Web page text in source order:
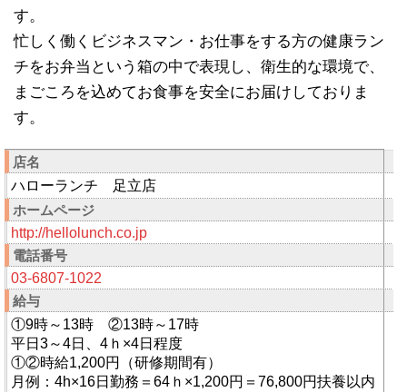
す。
忙しく働くビジネスマン・お仕事をする方の健康ラン
チをお弁当という箱の中で表現し、衛生的な環境で、
まごころを込めてお食事を安全にお届けしておりま
す。
店名
ハローランチ 足立店
ホームページ
http://hellolunch.co.jp
電話番号
03-6807-1022
給与
①9時～13時 ②13時～17時
平日3～4日、4ｈ×4日程度
①②時給1,200円（研修期間有）
月例：4h×16日勤務＝64ｈ×1,200円＝76,800円扶養以内